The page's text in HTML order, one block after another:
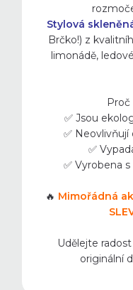
Stylová
Brčko!) z
limonádě,
Proč
✅ Jsou
✅
✅
✅ Vyrobena
🔥 Mimořádná
Udělejte
originální